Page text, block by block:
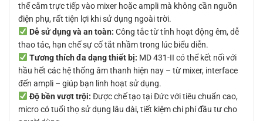
thể cắm trực tiếp vào mixer hoặc ampli mà không cần nguồn
điện phụ, rất tiện lợi khi sử dụng ngoài trời.
Dễ sử dụng và an toàn: Công tắc từ tính hoạt động êm, dễ
thao tác, hạn chế sự cố tắt nhầm trong lúc biểu diễn.
Tương thích đa dạng thiết bị: MD 431-II có thể kết nối với
hầu hết các hệ thống âm thanh hiện nay – từ mixer, interface
đến ampli – giúp bạn linh hoạt sử dụng.
Độ bền vượt trội: Được chế tạo tại Đức với tiêu chuẩn cao,
micro có tuổi thọ sử dụng lâu dài, tiết kiệm chi phí đầu tư cho